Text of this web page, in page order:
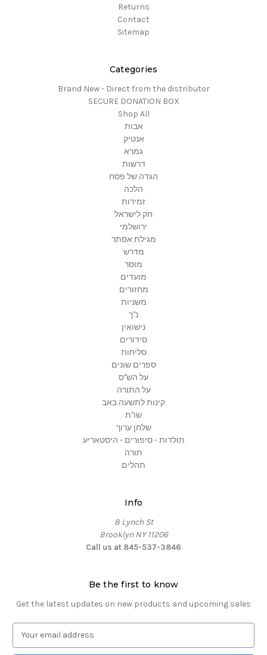
Returns
Contact
Sitemap
Categories
Brand New - Direct from the distributor
SECURE DONATION BOX
Shop All
אבות
אנטיק
גמרא
דרשות
הגדה של פסח
הלכה
זמירות
חק לישראל
ירושלמי
מגילת אסתר
מדרש
מוסר
מועדים
מחזורים
משניות
נ"ך
נישואין
סידורים
סליחות
ספרים שונים
על הש"ס
על התורה
קינות לתשעה באב
שו"ת
שלחן ערוך
תולדות - סיפורים - היסטאריע
תורה
תהלים
Info
8 Lynch St
Brooklyn NY 11206
Call us at 845-537-3846
Be the first to know
Get the latest updates on new products and upcoming sales